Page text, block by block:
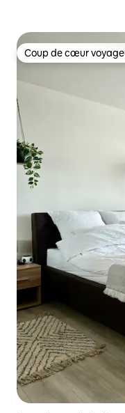
Coup de cœur
Coup de cœur